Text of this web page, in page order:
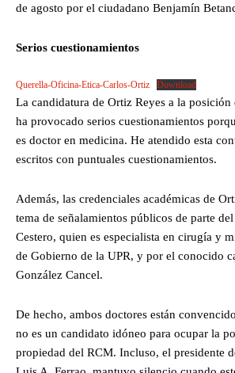
de agosto por el ciudadano Benjamín
Serios cuestionamientos
Querella-Oficina-Etica-Carlos-Ortiz Download
La candidatura de Ortiz Reyes a la
ha provocado serios cuestionamientos
es doctor en medicina. He atendido esta
escritos con puntuales cuestionamientos.
Además, las credenciales académicas de
tema de señalamientos públicos de parte
Cestero, quien es especialista en cirugía y
de Gobierno de la UPR, y por el conocido
González Cancel.
De hecho, ambos doctores están
no es un candidato idóneo para ocupar la
propiedad del RCM. Incluso, el presidente